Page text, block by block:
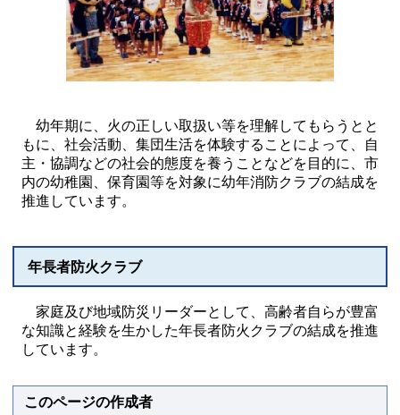
幼年期に、火の正しい取扱い等を理解してもらうとと
もに、社会活動、集団生活を体験することによって、自
主・協調などの社会的態度を養うことなどを目的に、市
内の幼稚園、保育園等を対象に幼年消防クラブの結成を
推進しています。
年長者防火クラブ
家庭及び地域防災リーダーとして、高齢者自らが豊富
な知識と経験を生かした年長者防火クラブの結成を推進
しています。
このページの作成者